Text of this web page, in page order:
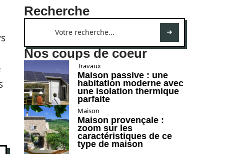
Recherche
Nos coups de coeur
Travaux
Maison passive : une
habitation moderne avec
une isolation thermique
parfaite
Maison
Maison provençale :
zoom sur les
caractéristiques de ce
type de maison